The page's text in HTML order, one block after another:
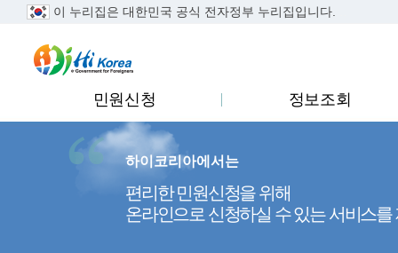
이 누리집은 대한민국 공식 전자정부 누리집입니다.
민원신청 정보조회
하이코리아에서는
편리한 민원신청을 위해
온라인으로 신청하실 수 있는 서비스를